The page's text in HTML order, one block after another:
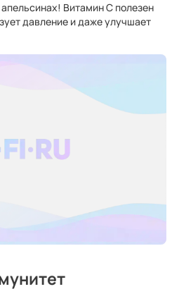
Витамин C полезен
давление и даже улучшает